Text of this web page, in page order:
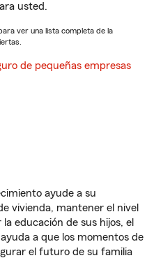
usted.
ver una lista completa de la
de pequeñas empresas
ayude a su
vivienda, mantener el nivel
educación de sus hijos, el
a que los momentos de
el futuro de su familia